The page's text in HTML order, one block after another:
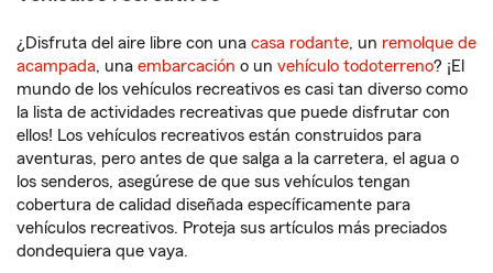
¿Disfruta del aire libre con una casa rodante, un remolque de
acampada, una embarcación o un vehículo todoterreno? ¡El
mundo de los vehículos recreativos es casi tan diverso como
la lista de actividades recreativas que puede disfrutar con
ellos! Los vehículos recreativos están construidos para
aventuras, pero antes de que salga a la carretera, el agua o
los senderos, asegúrese de que sus vehículos tengan
cobertura de calidad diseñada específicamente para
vehículos recreativos. Proteja sus artículos más preciados
dondequiera que vaya.